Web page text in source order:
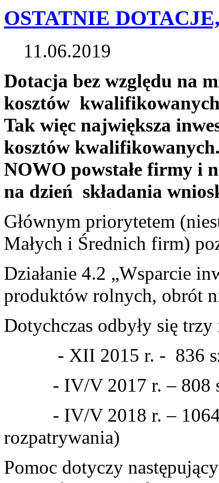
OSTATNIE
11.06.2019
Dotacja bez względu na
kosztów kwalifikowanych
Tak więc największa
kosztów
NOWO powstałe firmy i
na dzień składania
Głównym priorytetem
Małych i Średnich firm)
Działanie 4.2 „Wsparcie
produktów rolnych, obrót
Dotychczas odbyły się
- XII 2015 r. - 836
- IV/V 2017 r. – 808
- IV/V 2018 r. – 1064
rozpatrywania)
Pomoc dotyczy